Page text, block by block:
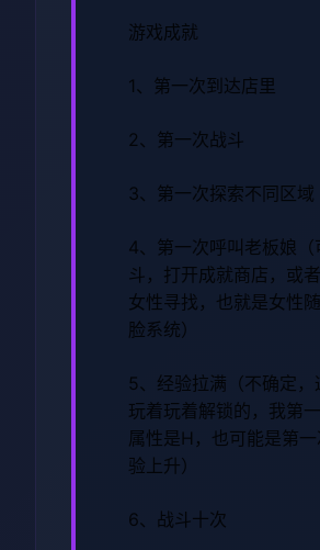
游戏成就
1、第一次到达店里
2、第一次战斗
3、第一次探索不同区域
4、第一次呼叫老板娘（
斗，打开成就商店，或
女性寻找，也就是女性
脸系统）
5、经验拉满（不确定，
玩着玩着解锁的，我第
属性是H，也可能是第
验上升）
6、战斗十次